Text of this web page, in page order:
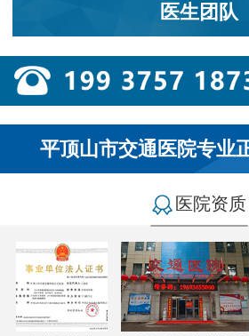
医生团队
平顶山市交通医院专业
医院资质
小李：
医院环境不错，就是人有点多
不然排队都要排好久…